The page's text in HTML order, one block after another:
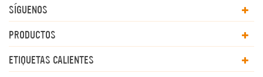
SÍGUENOS
PRODUCTOS
ETIQUETAS CALIENTES